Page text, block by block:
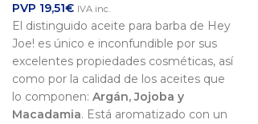
PVP 19,51€ IVA inc.
El distinguido aceite para barba de Hey
Joe! es único e inconfundible por sus
excelentes propiedades cosméticas, así
como por la calidad de los aceites que
lo componen: Argán, Jojoba y
Macadamia. Está aromatizado con un